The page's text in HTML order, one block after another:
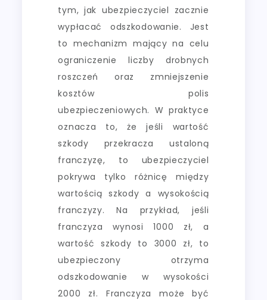
tym, jak ubezpieczyciel zacznie
wypłacać odszkodowanie. Jest
to mechanizm mający na celu
ograniczenie liczby drobnych
roszczeń oraz zmniejszenie
kosztów polis
ubezpieczeniowych. W praktyce
oznacza to, że jeśli wartość
szkody przekracza ustaloną
franczyzę, to ubezpieczyciel
pokrywa tylko różnicę między
wartością szkody a wysokością
franczyzy. Na przykład, jeśli
franczyza wynosi 1000 zł, a
wartość szkody to 3000 zł, to
ubezpieczony otrzyma
odszkodowanie w wysokości
2000 zł. Franczyza może być